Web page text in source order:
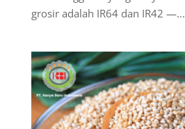
grosir adalah IR64 dan IR42 —...